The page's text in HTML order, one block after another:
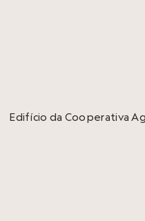
Edifício da Cooperativa